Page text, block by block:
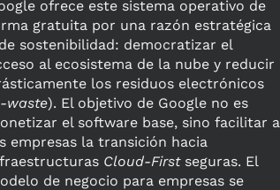
ofrece este sistema operativo de
gratuita por una razón estratégica
sostenibilidad: democratizar el
al ecosistema de la nube y reducir
los residuos electrónicos
waste). El objetivo de Google no es
el software base, sino facilitar a
empresas la transición hacia
Cloud-Firstseguras. El
de negocio para empresas se